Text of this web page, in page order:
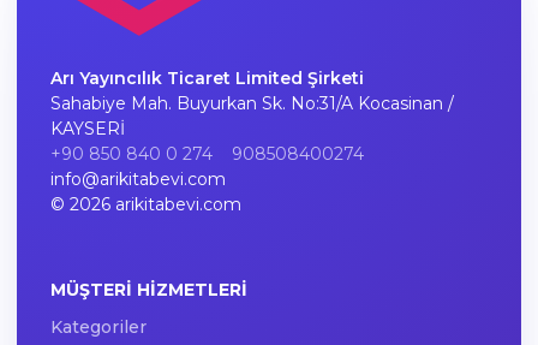
Arı Yayıncılık Ticaret Limited Şirketi
Sahabiye Mah. Buyurkan Sk. No:31/A Kocasinan /
KAYSERİ
+90 850 840 0 274
908508400274
info@arikitabevi.com
© 2026 arikitabevi.com
MÜŞTERI HIZMETLERI
Kategoriler